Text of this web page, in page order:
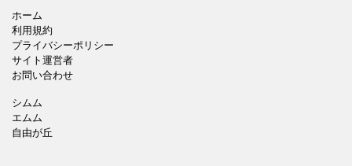
ホーム
利用規約
プライバシーポリシー
サイト運営者
お問い合わせ
シムム
エムム
自由が丘